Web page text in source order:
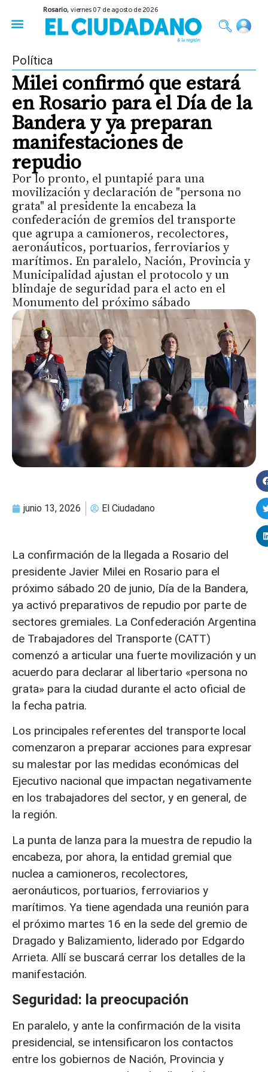
Rosario,viernes 07 de agosto de 2026
Política
Milei confirmó que estará
en Rosario para el Día de la
Bandera y ya preparan
manifestaciones de
repudio
Por lo pronto, el puntapié para una
movilización y declaración de "persona no
grata" al presidente la encabeza la
confederación de gremios del transporte
que agrupa a camioneros, recolectores,
aeronáuticos, portuarios, ferroviarios y
marítimos. En paralelo, Nación, Provincia y
Municipalidad ajustan el protocolo y un
blindaje de seguridad para el acto en el
Monumento del próximo sábado
junio 13, 2026 El Ciudadano
La confirmación de la llegada a Rosario del
presidente Javier Milei en Rosario para el
próximo sábado 20 de junio, Día de la Bandera,
ya activó preparativos de repudio por parte de
sectores gremiales. La Confederación Argentina
de Trabajadores del Transporte (CATT)
comenzó a articular una fuerte movilización y un
acuerdo para declarar al libertario «persona no
grata» para la ciudad durante el acto oficial de
la fecha patria.
Los principales referentes del transporte local
comenzaron a preparar acciones para expresar
su malestar por las medidas económicas del
Ejecutivo nacional que impactan negativamente
en los trabajadores del sector, y en general, de
la región.
La punta de lanza para la muestra de repudio la
encabeza, por ahora, la entidad gremial que
nuclea a camioneros, recolectores,
aeronáuticos, portuarios, ferroviarios y
marítimos. Ya tiene agendada una reunión para
el próximo martes 16 en la sede del gremio de
Dragado y Balizamiento, liderado por Edgardo
Arrieta. Allí se buscará cerrar los detalles de la
manifestación.
Seguridad: la preocupación
En paralelo, y ante la confirmación de la visita
presidencial, se intensificaron los contactos
entre los gobiernos de Nación, Provincia y